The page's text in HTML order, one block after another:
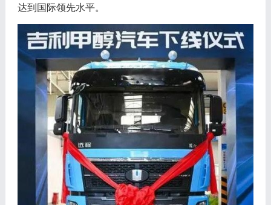
达到国际领先水平。